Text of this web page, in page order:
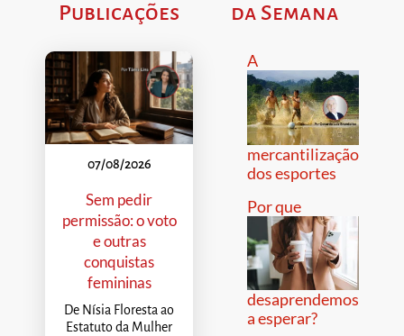
Publicações
07/08/2026
Sem pedir
permissão: o voto
e outras
conquistas
femininas
De Nísia Floresta ao
Estatuto da Mulher
da Semana
A
mercantilização
dos esportes
Por que
desaprendemos
a esperar?